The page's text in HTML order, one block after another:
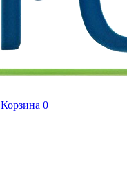
Корзина 0